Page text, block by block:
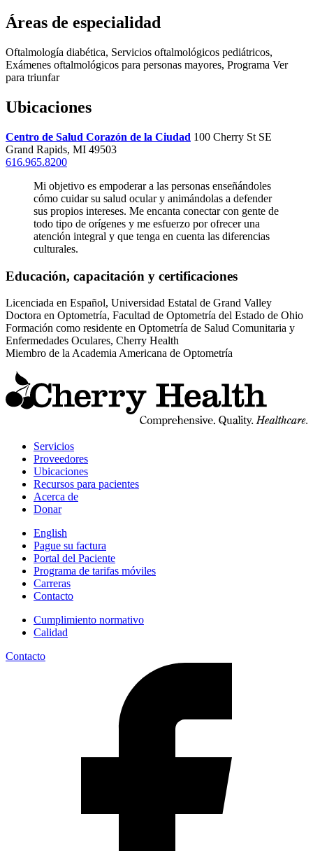
Áreas de especialidad
Oftalmología diabética, Servicios oftalmológicos pediátricos,
Exámenes oftalmológicos para personas mayores, Programa Ver
para triunfar
Ubicaciones
Centro de Salud Corazón de la Ciudad 100 Cherry St SE
Grand Rapids, MI 49503
616.965.8200
Mi objetivo es empoderar a las personas enseñándoles
cómo cuidar su salud ocular y animándolas a defender
sus propios intereses. Me encanta conectar con gente de
todo tipo de orígenes y me esfuerzo por ofrecer una
atención integral y que tenga en cuenta las diferencias
culturales.
Educación, capacitación y certificaciones
Licenciada en Español, Universidad Estatal de Grand Valley
Doctora en Optometría, Facultad de Optometría del Estado de Ohio
Formación como residente en Optometría de Salud Comunitaria y
Enfermedades Oculares, Cherry Health
Miembro de la Academia Americana de Optometría
Servicios
Proveedores
Ubicaciones
Recursos para pacientes
Acerca de
Donar
English
Pague su factura
Portal del Paciente
Programa de tarifas móviles
Carreras
Contacto
Cumplimiento normativo
Calidad
Contacto